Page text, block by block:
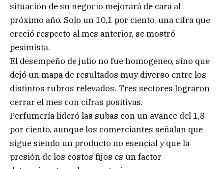
situación de su negocio mejorará de cara al
próximo año. Solo un 10,1 por ciento, una cifra que
creció respecto al mes anterior, se mostró
pesimista.
El desempeño de julio no fue homogéneo, sino que
dejó un mapa de resultados muy diverso entre los
distintos rubros relevados. Tres sectores lograron
cerrar el mes con cifras positivas.
Perfumería lideró las subas con un avance del 1,8
por ciento, aunque los comerciantes señalan que
sigue siendo un producto no esencial y que la
presión de los costos fijos es un factor